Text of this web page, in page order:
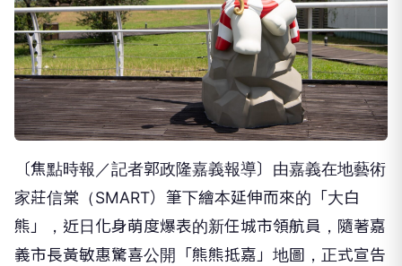
〔焦點時報／記者郭政隆嘉義報導〕由嘉義在地藝術
家莊信棠（SMART）筆下繪本延伸而來的「大白
熊」，近日化身萌度爆表的新任城市領航員，隨著嘉
義市長黃敏惠驚喜公開「熊熊抵嘉」地圖，正式宣告